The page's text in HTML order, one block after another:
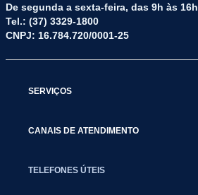
De segunda a sexta-feira, das 9h às 16h
Tel.: (37) 3329-1800
CNPJ: 16.784.720/0001-25
SERVIÇOS
CANAIS DE ATENDIMENTO
TELEFONES ÚTEIS